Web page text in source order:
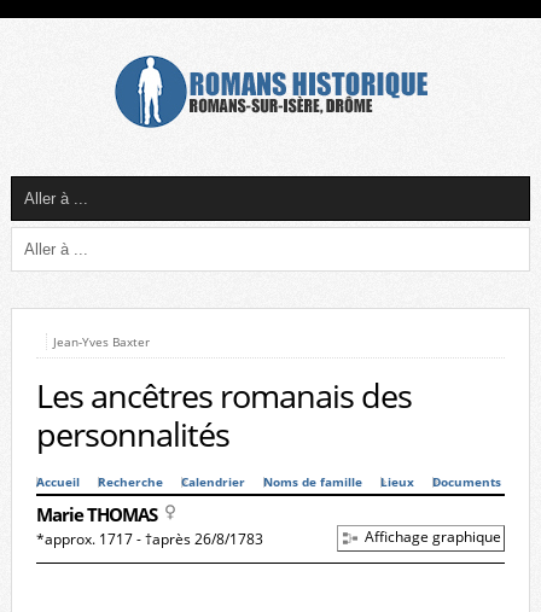
Jean-Yves Baxter
Les ancêtres romanais des
personnalités
Accueil Recherche Calendrier Noms de famille Lieux Documents
Marie THOMAS
*approx. 1717 - †après 26/8/1783 Affichage graphique